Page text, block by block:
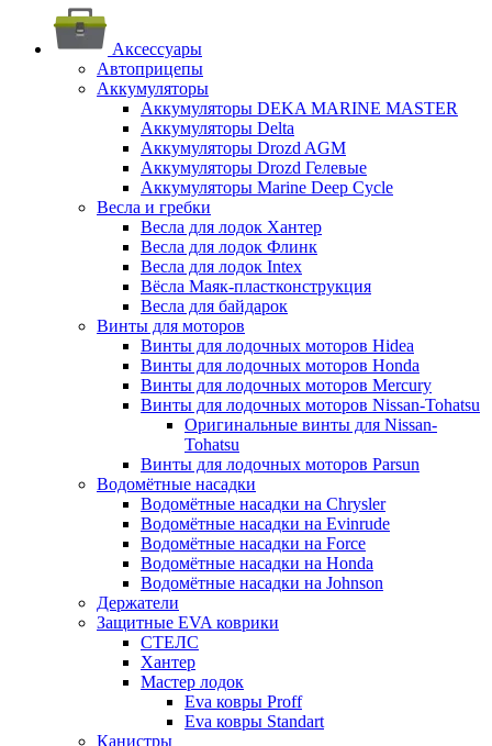
Аксессуары
Автоприцепы
Аккумуляторы
Аккумуляторы DEKA MARINE MASTER
Аккумуляторы Delta
Аккумуляторы Drozd AGM
Аккумуляторы Drozd Гелевые
Аккумуляторы Marine Deep Cycle
Весла и гребки
Весла для лодок Хантер
Весла для лодок Флинк
Весла для лодок Intex
Вёсла Маяк-пластконструкция
Весла для байдарок
Винты для моторов
Винты для лодочных моторов Hidea
Винты для лодочных моторов Honda
Винты для лодочных моторов Mercury
Винты для лодочных моторов Nissan-Tohatsu
Оригинальные винты для Nissan-
Tohatsu
Винты для лодочных моторов Parsun
Водомётные насадки
Водомётные насадки на Chrysler
Водомётные насадки на Evinrude
Водомётные насадки на Force
Водомётные насадки на Honda
Водомётные насадки на Johnson
Держатели
Защитные EVA коврики
СТЕЛС
Хантер
Мастер лодок
Eva ковры Proff
Eva ковры Standart
Канистры